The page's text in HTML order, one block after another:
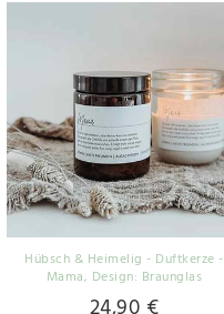
Hübsch & Heimelig - Duftkerze -
Mama, Design: Braunglas